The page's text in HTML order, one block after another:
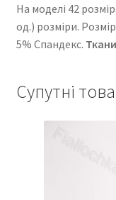
На моделі 42
од.) розміри.
5% Спандекс.
Супутні